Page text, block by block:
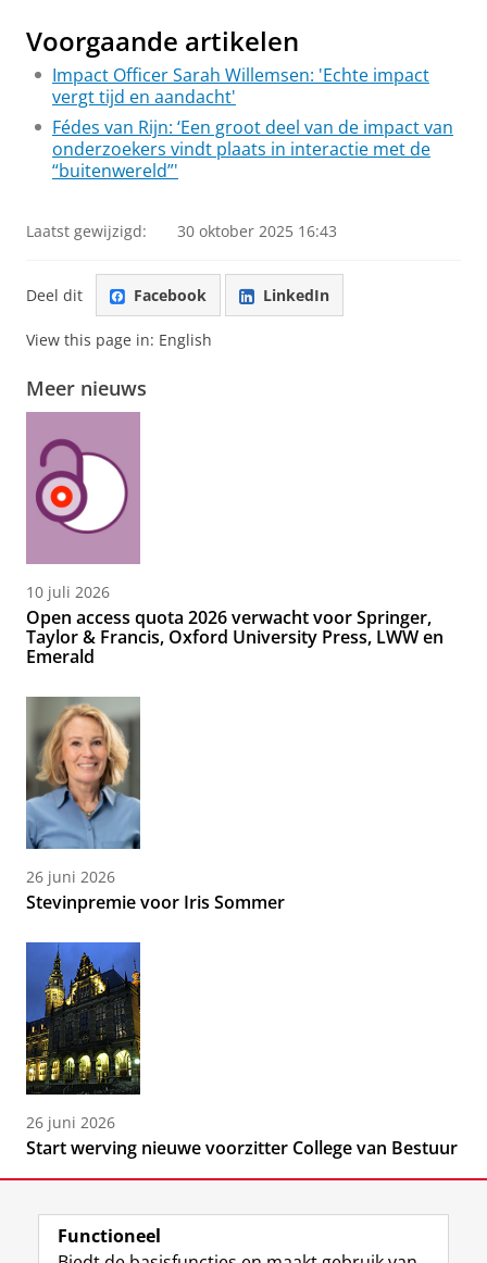
Voorgaande artikelen
Impact Officer Sarah Willemsen: 'Echte impact
vergt tijd en aandacht'
Fédes van Rijn: ‘Een groot deel van de impact van
onderzoekers vindt plaats in interactie met de
“buitenwereld”'
Laatst gewijzigd: 30 oktober 2025 16:43
Deel dit Facebook LinkedIn
View this page in: English
Meer nieuws
10 juli 2026
Open access quota 2026 verwacht voor Springer,
Taylor & Francis, Oxford University Press, LWW en
Emerald
26 juni 2026
Stevinpremie voor Iris Sommer
26 juni 2026
Start werving nieuwe voorzitter College van Bestuur
Functioneel